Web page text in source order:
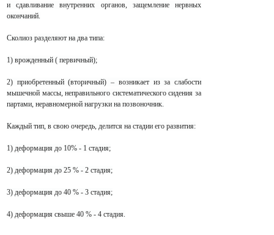
и сдавливание внутренних органов, защемление нервных
окончаний.
Сколиоз разделяют на два типа:
1) врожденный ( первичный);
2) приобретенный (вторичный) – возникает из за слабости
мышечной массы, неправильного систематического сидения за
партами, неравномерной нагрузки на позвоночник.
Каждый тип, в свою очередь, делится на стадии его развития:
1) деформация до 10% - 1 стадия;
2) деформация до 25 % - 2 стадия;
3) деформация до 40 % - 3 стадия;
4) деформация свыше 40 % - 4 стадия.